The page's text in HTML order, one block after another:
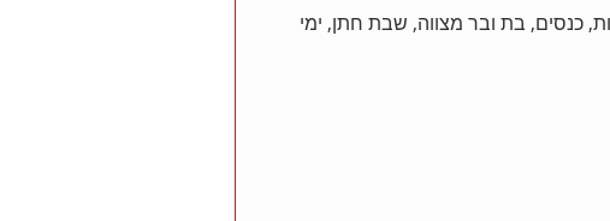
עד 100 אורחים לשמחות, כנסים, בת ובר מצווה, שבת חתן, ימי